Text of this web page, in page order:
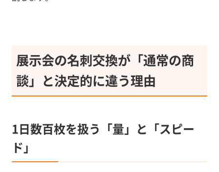
展示会の名刺交換が「通常の商
談」と決定的に違う理由
1日数百枚を扱う「量」と「スピー
ド」